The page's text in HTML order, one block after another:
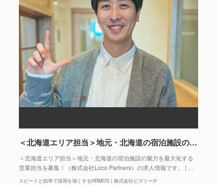
＜北海道エリア担当＞地元・北海道の宿泊施設の魅力を最大化する営業担当を募集！ | 株式会社Loco Partners
＜北海道エリア担当＞地元・北海道の宿泊施設の魅力を最大化する
営業担当を募集！（株式会社Loco Partners）の求人情報です。 | …
スピードと効率で採用を強くするHRMOS | 株式会社ビズリーチ